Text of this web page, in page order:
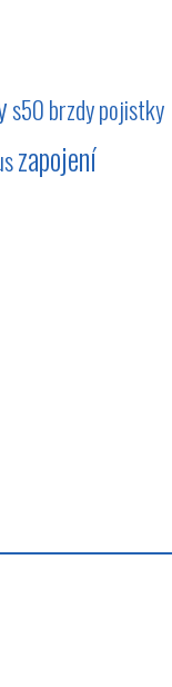
s50brzdypojistky
zapojení